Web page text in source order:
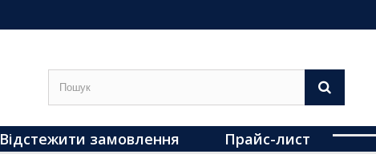
Відстежити замовлення Прайс-лист